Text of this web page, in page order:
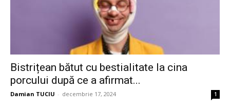
Bistrițean bătut cu bestialitate la cina
porcului după ce a afirmat...
Damian TUCIU - decembrie 17, 2024 1